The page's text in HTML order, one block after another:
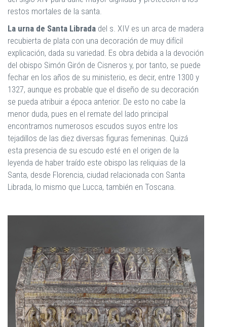
restos mortales de la santa.
La urna de Santa Librada del s. XIV es un arca de madera
recubierta de plata con una decoración de muy difícil
explicación, dada su variedad. Es obra debida a la devoción
del obispo Simón Girón de Cisneros y, por tanto, se puede
fechar en los años de su ministerio, es decir, entre 1300 y
1327, aunque es probable que el diseño de su decoración
se pueda atribuir a época anterior. De esto no cabe la
menor duda, pues en el remate del lado principal
encontramos numerosos escudos suyos entre los
tejadillos de las diez diversas figuras femeninas. Quizá
esta presencia de su escudo esté en el origen de la
leyenda de haber traído este obispo las reliquias de la
Santa, desde Florencia, ciudad relacionada con Santa
Librada, lo mismo que Lucca, también en Toscana.